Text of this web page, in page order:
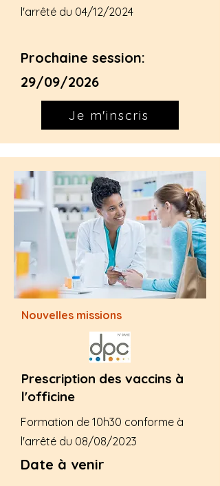
l'arrêté du 04/12/2024
Prochaine session:
29/09/2026
Je m'inscris
Nouvelles missions
Prescription des vaccins à
l'officine
Formation de 10h30 conforme à
l'arrêté du 08/08/2023
Date à venir